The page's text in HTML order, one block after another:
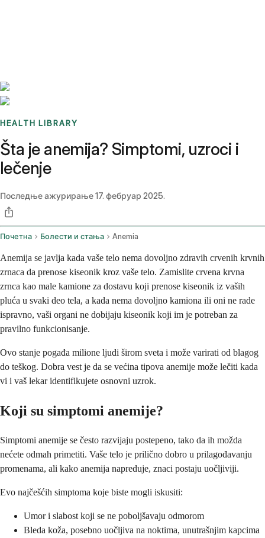
HEALTH LIBRARY
Šta je anemija? Simptomi, uzroci i
lečenje
Последње ажурирање17. фебруар 2025.
Почетна Болести и стања Anemia
Anemija se javlja kada vaše telo nema dovoljno zdravih crvenih krvnih
zrnaca da prenose kiseonik kroz vaše telo. Zamislite crvena krvna
zrnca kao male kamione za dostavu koji prenose kiseonik iz vaših
pluća u svaki deo tela, a kada nema dovoljno kamiona ili oni ne rade
ispravno, vaši organi ne dobijaju kiseonik koji im je potreban za
pravilno funkcionisanje.
Ovo stanje pogađa milione ljudi širom sveta i može varirati od blagog
do teškog. Dobra vest je da se većina tipova anemije može lečiti kada
vi i vaš lekar identifikujete osnovni uzrok.
Koji su simptomi anemije?
Simptomi anemije se često razvijaju postepeno, tako da ih možda
nećete odmah primetiti. Vaše telo je prilično dobro u prilagođavanju
promenama, ali kako anemija napreduje, znaci postaju uočljiviji.
Evo najčešćih simptoma koje biste mogli iskusiti:
Umor i slabost koji se ne poboljšavaju odmorom
Bleda koža, posebno uočljiva na noktima, unutrašnjim kapcima